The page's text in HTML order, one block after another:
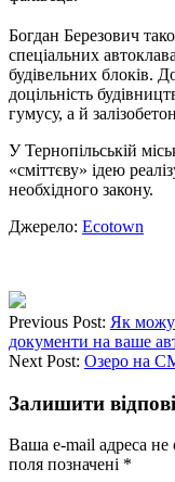
Богдан Березович
спеціальних
будівельних блоків.
доцільність
гумусу, а й
У Тернопільській
«сміттєву» ідею
необхідного закону.
Джерело: Ecotown
Previous Post: Як
документи на ваше
Next Post: Озеро на
Залишити
Ваша e-mail адреса
поля позначені *